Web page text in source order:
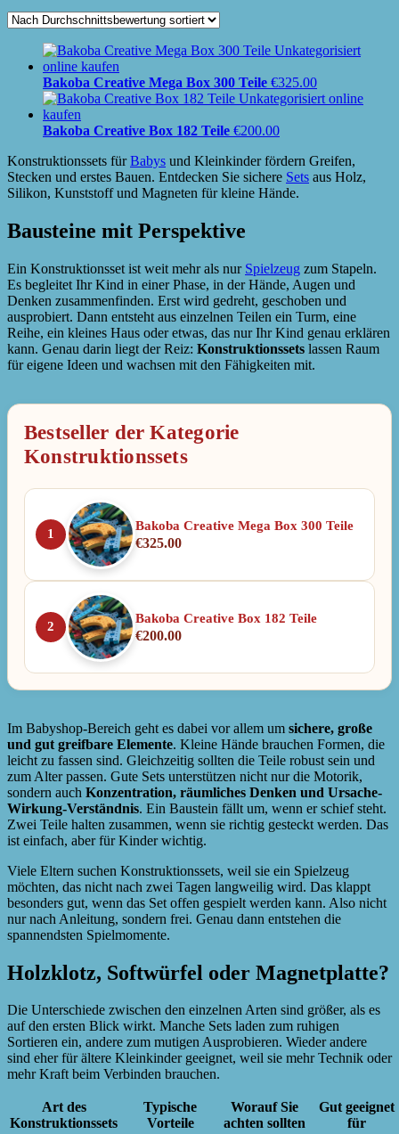
Bakoba Creative Mega Box 300 Teile €325.00
Bakoba Creative Box 182 Teile €200.00
Konstruktionssets fürBabys und Kleinkinder fördern Greifen,
Stecken und erstes Bauen. Entdecken Sie sichere Sets aus Holz,
Silikon, Kunststoff und Magneten für kleine Hände.
Bausteine mit Perspektive
Ein Konstruktionsset ist weit mehr als nur Spielzeug zum Stapeln.
Es begleitet Ihr Kind in einer Phase, in der Hände, Augen und
Denken zusammenfinden. Erst wird gedreht, geschoben und
ausprobiert. Dann entsteht aus einzelnen Teilen ein Turm, eine
Reihe, ein kleines Haus oder etwas, das nur Ihr Kind genau erklären
kann. Genau darin liegt der Reiz: Konstruktionssets lassen Raum
für eigene Ideen und wachsen mit den Fähigkeiten mit.
Bestseller der Kategorie
Konstruktionssets
1
Bakoba Creative Mega Box 300 Teile
€325.00
2
Bakoba Creative Box 182 Teile
€200.00
Im Babyshop-Bereich geht es dabei vor allem um sichere, große
und gut greifbare Elemente. Kleine Hände brauchen Formen, die
leicht zu fassen sind. Gleichzeitig sollten die Teile robust sein und
zum Alter passen. Gute Sets unterstützen nicht nur die Motorik,
sondern auch Konzentration, räumliches Denken und Ursache-
Wirkung-Verständnis. Ein Baustein fällt um, wenn er schief steht.
Zwei Teile halten zusammen, wenn sie richtig gesteckt werden. Das
ist einfach, aber für Kinder wichtig.
Viele Eltern suchen Konstruktionssets, weil sie ein Spielzeug
möchten, das nicht nach zwei Tagen langweilig wird. Das klappt
besonders gut, wenn das Set offen gespielt werden kann. Also nicht
nur nach Anleitung, sondern frei. Genau dann entstehen die
spannendsten Spielmomente.
Holzklotz, Softwürfel oder Magnetplatte?
Die Unterschiede zwischen den einzelnen Arten sind größer, als es
auf den ersten Blick wirkt. Manche Sets laden zum ruhigen
Sortieren ein, andere zum mutigen Ausprobieren. Wieder andere
sind eher für ältere Kleinkinder geeignet, weil sie mehr Technik oder
mehr Kraft beim Verbinden brauchen.
Art des
Konstruktionssets
Typische
Vorteile
Worauf Sie
achten sollten
Gut geeignet
für